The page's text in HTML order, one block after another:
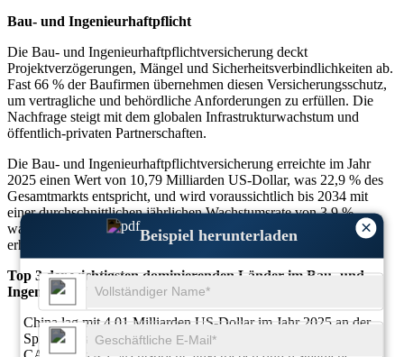
×
Beispiel herunterladen
Bau- und Ingenieurhaftpflicht
Die Bau- und Ingenieurhaftpflichtversicherung deckt
Projektverzögerungen, Mängel und Sicherheitsverbindlichkeiten ab.
Fast 66 % der Baufirmen übernehmen diesen Versicherungsschutz,
um vertragliche und behördliche Anforderungen zu erfüllen. Die
Nachfrage steigt mit dem globalen Infrastrukturwachstum und
öffentlich-privaten Partnerschaften.
Die Bau- und Ingenieurhaftpflichtversicherung erreichte im Jahr
2025 einen Wert von 10,79 Milliarden US-Dollar, was 22,9 % des
Gesamtmarkts entspricht, und wird voraussichtlich bis 2034 mit
einer durchschnittlichen jährlichen Wachstumsrate von 3,9 %
wachsen, was auf die Urbanisierung, Sicherheitsvorschriften und
erhöhte Bauinvestitionen zurückzuführen ist.
Top 3 der wichtigsten dominierenden Länder im Bau- und
Ingenieurhaftpflichtsegment
China lag mit 4,01 Milliarden US-Dollar im Jahr 2025 an der
Spitze, was einem Anteil von 37,2 % des Segments und einem